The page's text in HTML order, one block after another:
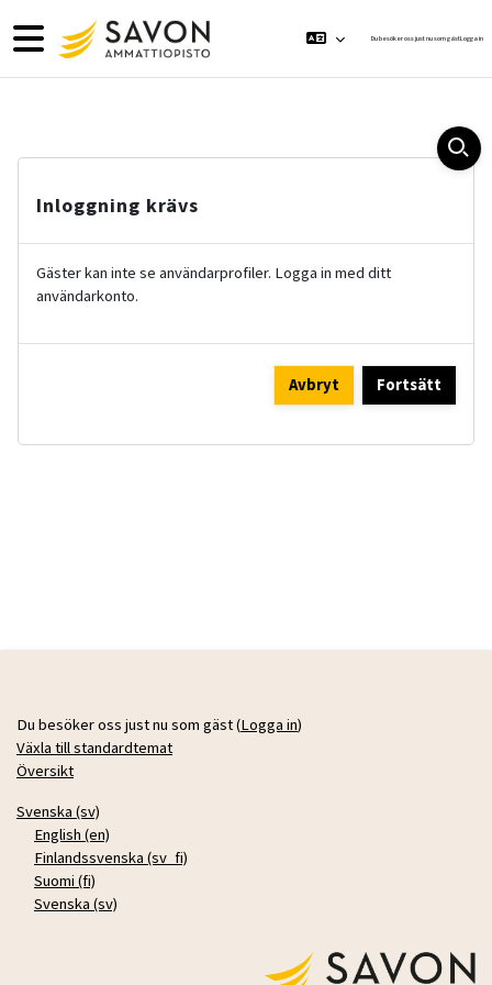
Sidopanel Du besöker oss just nu som gästLogga in
Inloggning krävs
Gäster kan inte se användarprofiler. Logga in med ditt
användarkonto.
Avbryt Fortsätt
Du besöker oss just nu som gäst (Logga in)
Växla till standardtemat
Översikt
Svenska ‎(sv)‎
English ‎(en)‎
Finlandssvenska ‎(sv_fi)‎
Suomi ‎(fi)‎
Svenska ‎(sv)‎